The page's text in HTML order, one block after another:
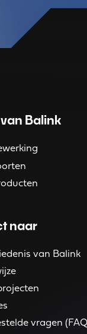
Balink
naar
van Balink
vragen